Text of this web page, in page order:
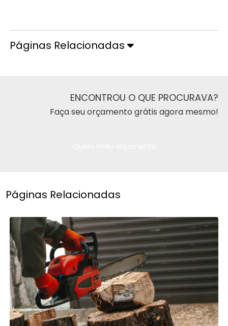
Páginas Relacionadas
ENCONTROU O QUE PROCURAVA?
Faça seu orçamento grátis agora mesmo!
Páginas Relacionadas